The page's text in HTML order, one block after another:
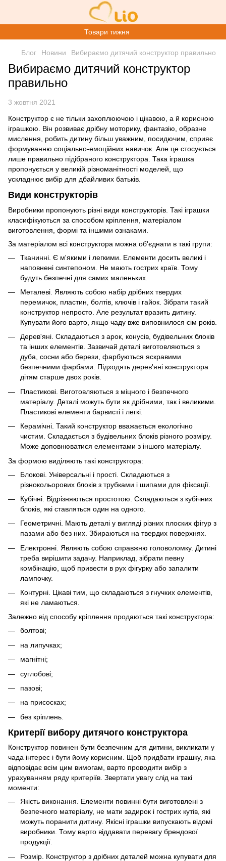
Товари тижня
Блог Новини Вибираємо дитячий конструктор правильно
Вибираємо дитячий конструктор
правильно
3 жовтня 2021
Конструктор є не тільки захоплюючою і цікавою, а й корисною
іграшкою. Він розвиває дрібну моторику, фантазію, образне
мислення, робить дитину більш уважним, посидючим, сприяє
формуванню соціально-емоційних навичок. Але це стосується
лише правильно підібраного конструктора. Така іграшка
пропонується у великій різноманітності моделей, що
ускладнює вибір для дбайливих батьків.
Види конструкторів
Виробники пропонують різні види конструкторів. Такі іграшки
класифікуються за способом кріплення, матеріалом
виготовлення, формі та іншими ознаками.
За матеріалом всі конструктора можна об'єднати в такі групи:
Тканинні. Є м'якими і легкими. Елементи досить великі і
наповнені синтепоном. Не мають гострих країв. Тому
будуть безпечні для самих маленьких.
Металеві. Являють собою набір дрібних твердих
перемичок, пластин, болтів, ключів і гайок. Зібрати такий
конструктор непросто. Але результат вразить дитину.
Купувати його варто, якщо чаду вже виповнилося сім років.
Дерев'яні. Складаються з арок, конусів, будівельних блоків
та інших елементів. Зазвичай деталі виготовляються з
дуба, сосни або берези, фарбуються яскравими
безпечними фарбами. Підходять дерев'яні конструктора
дітям старше двох років.
Пластикові. Виготовляються з міцного і безпечного
матеріалу. Деталі можуть бути як дрібними, так і великими.
Пластикові елементи барвисті і легкі.
Керамічні. Такий конструктор вважається екологічно
чистим. Складається з будівельних блоків різного розміру.
Може доповнюватися елементами з іншого матеріалу.
За формою виділяють такі конструктора:
Блокові. Універсальні і прості. Складаються з
різнокольорових блоків з трубками і шипами для фіксації.
Кубічні. Відрізняються простотою. Складаються з кубічних
блоків, які ставляться один на одного.
Геометричні. Мають деталі у вигляді різних плоских фігур з
пазами або без них. Збираються на твердих поверхнях.
Електронні. Являють собою справжню головоломку. Дитині
треба вирішити задачу. Наприклад, зібрати певну
комбінацію, щоб привести в рух фігурку або запалити
лампочку.
Контурні. Цікаві тим, що складаються з гнучких елементів,
які не ламаються.
Залежно від способу кріплення продаються такі конструктора:
болтові;
на липучках;
магнітні;
суглобові;
пазові;
на присосках;
без кріплень.
Критерії вибору дитячого конструктора
Конструктор повинен бути безпечним для дитини, викликати у
чада інтерес і бути йому корисним. Щоб придбати іграшку, яка
відповідає всім цим вимогам, варто проводити вибір з
урахуванням ряду критеріїв. Звертати увагу слід на такі
моменти:
Якість виконання. Елементи повинні бути виготовлені з
безпечного матеріалу, не мати задирок і гострих кутів, які
можуть поранити дитину. Якісні іграшки випускають відомі
виробники. Тому варто віддавати перевагу брендової
продукції.
Розмір. Конструктор з дрібних деталей можна купувати для